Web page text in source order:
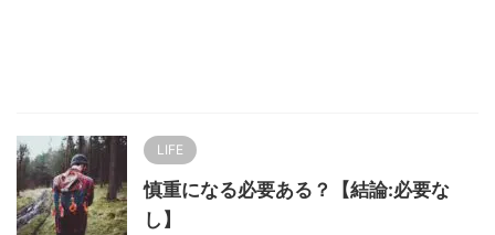
LIFE
慎重になる必要ある？【結論:必要な
し】